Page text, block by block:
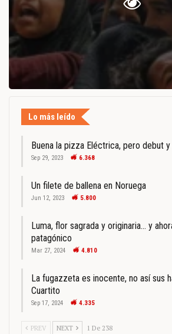
Lo más leído
Buena la pizza Eléctrica, pero debut
Sep 29, 2023 6.368
Un filete de ballena en Noruega
Jun 12, 2023 5.800
Luma, flor sagrada y originaria… y
patagónico
Mar 27, 2024 4.810
La fugazzeta es inocente, no así sus
Cuartito
Sep 17, 2024 4.335
PREV NEXT 1 De 238